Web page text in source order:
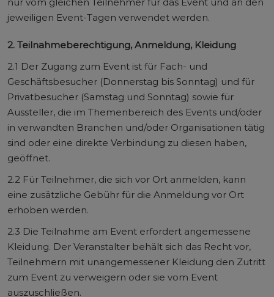
jeweiligen Event-Tagen verwendet werden.
2. Teilnahmeberechtigung, Anmeldung, Kleidung
2.1 Der Zugang zum Event ist für Fach- und
Geschäftsbesucher (Donnerstag bis Sonntag) und für
Privatbesucher (Samstag und Sonntag) sowie für
Aussteller, die im Themenbereich des Events und/oder
in verwandten Branchen und/oder Organisationen tätig
sind oder eine direkte Verbindung zu diesen haben,
geöffnet.
2.2 Für Teilnehmer, die sich vor Ort anmelden, kann
eine zusätzliche Gebühr für die Anmeldung vor Ort
erhoben werden.
2.3 Die Teilnahme am Event erfordert angemessene
Kleidung. Der Veranstalter behält sich das Recht vor,
Teilnehmern mit unangemessener Kleidung den Zutritt
zum Event zu verweigern oder sie vom Event
auszuschließen.